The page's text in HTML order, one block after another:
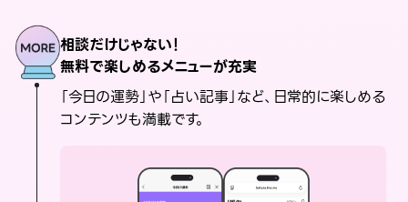
相談だけじゃない！
無料で楽しめるメニューが充実
「今日の運勢」や「占い記事」など、日常的に楽しめる
コンテンツも満載です。